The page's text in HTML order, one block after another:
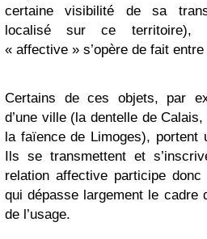
certaine visibilité de sa
localisé sur ce territoire),
« affective » s’opère de fait entre
Certains de ces objets, par
d’une ville (la dentelle de
la faïence de Limoges), portent
Ils se transmettent et
relation affective participe
qui dépasse largement le cadre
de l’usage.